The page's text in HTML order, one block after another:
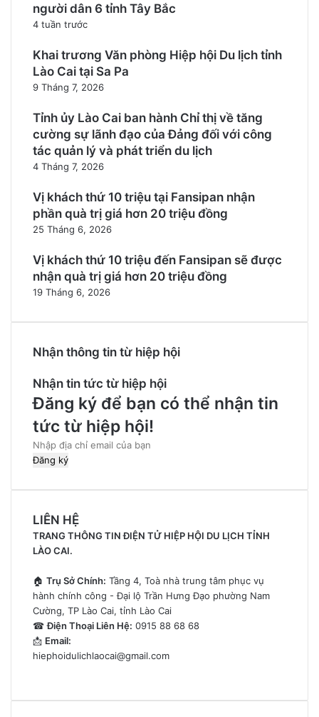
người dân 6 tỉnh Tây Bắc
4 tuần trước
Khai trương Văn phòng Hiệp hội Du lịch tỉnh
Lào Cai tại Sa Pa
9 Tháng 7, 2026
Tỉnh ủy Lào Cai ban hành Chỉ thị về tăng
cường sự lãnh đạo của Đảng đối với công
tác quản lý và phát triển du lịch
4 Tháng 7, 2026
Vị khách thứ 10 triệu tại Fansipan nhận
phần quà trị giá hơn 20 triệu đồng
25 Tháng 6, 2026
Vị khách thứ 10 triệu đến Fansipan sẽ được
nhận quà trị giá hơn 20 triệu đồng
19 Tháng 6, 2026
Nhận thông tin từ hiệp hội
Nhận tin tức từ hiệp hội
Đăng ký để bạn có thể nhận tin
tức từ hiệp hội!
Nhập
địa
email
bạn
LIÊN HỆ
TRANG THÔNG TIN ĐIỆN TỬ HIỆP HỘI DU LỊCH TỈNH
LÀO CAI.
🏠 Trụ Sở Chính: Tầng 4, Toà nhà trung tâm phục vụ
hành chính công - Đại lộ Trần Hưng Đạo phường Nam
Cường, TP Lào Cai, tỉnh Lào Cai
☎Điện Thoại Liên Hệ: 0915 88 68 68
📩 Email:
hiephoidulichlaocai@gmail.com